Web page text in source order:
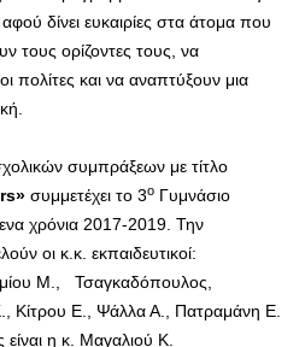
δίνει ευκαιρίες στα άτομα που
τους ορίζοντες τους, να
πολίτες και να αναπτύξουν μια
συμπράξεων με τίτλο
» συμμετέχει το 3ο Γυμνάσιο
χρόνια 2017-2019. Την
οι κ.κ. εκπαιδευτικοί:
Μ., Τσαγκαδόπουλος,
Ε., Ψάλλα Α., Πατραμάνη Ε.
η κ. Μαγαλιού Κ.